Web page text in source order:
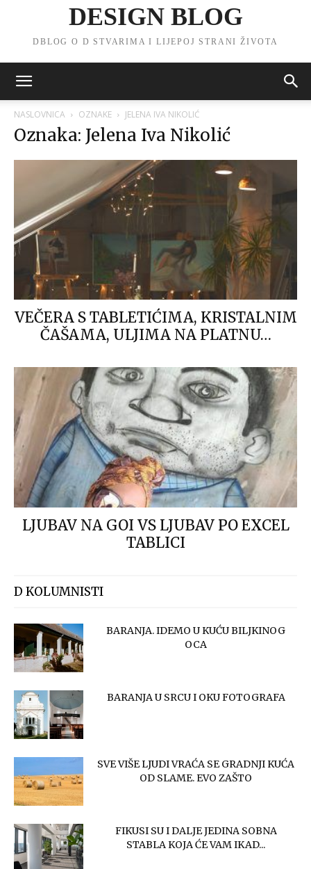
DESIGN BLOG
DBLOG O D STVARIMA I LIJEPOJ STRANI ŽIVOTA
NASLOVNICA OZNAKE JELENA IVA NIKOLIĆ
Oznaka: Jelena Iva Nikolić
VEČERA S TABLETIĆIMA, KRISTALNIM
ČAŠAMA, ULJIMA NA PLATNU…
LJUBAV NA GOI VS LJUBAV PO EXCEL
TABLICI
D KOLUMNISTI
BARANJA. IDEMO U KUĆU BILJKINOG
OCA
BARANJA U SRCU I OKU FOTOGRAFA
SVE VIŠE LJUDI VRAĆA SE GRADNJI KUĆA
OD SLAME. EVO ZAŠTO
FIKUSI SU I DALJE JEDINA SOBNA
STABLA KOJA ĆE VAM IKAD...